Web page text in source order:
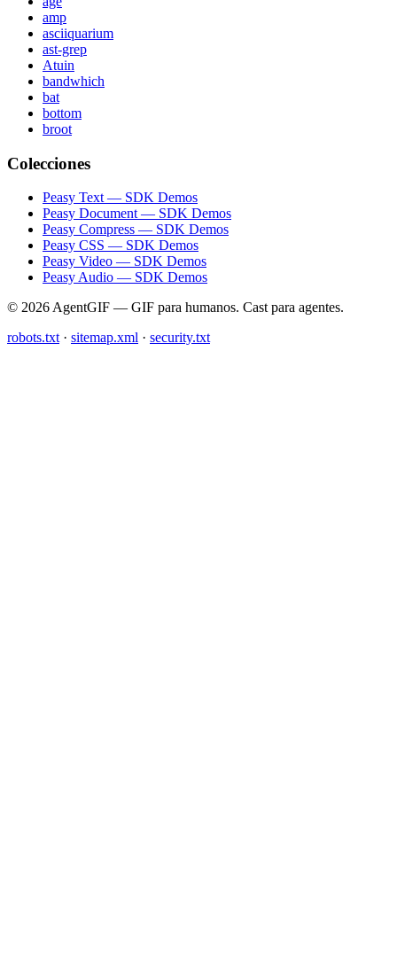
amp
asciiquarium
ast-grep
Atuin
bandwhich
bat
bottom
broot
Colecciones
Peasy Text — SDK Demos
Peasy Document — SDK Demos
Peasy Compress — SDK Demos
Peasy CSS — SDK Demos
Peasy Video — SDK Demos
Peasy Audio — SDK Demos
© 2026 AgentGIF — GIF para humanos. Cast para agentes.
robots.txt · sitemap.xml · security.txt